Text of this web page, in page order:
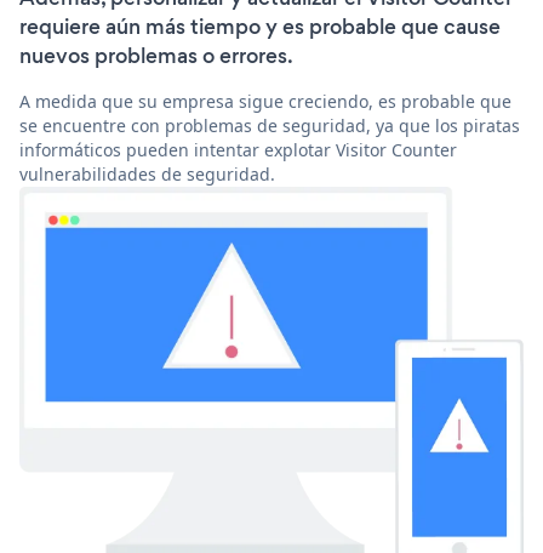
requiere aún más tiempo y es probable que cause
nuevos problemas o errores.
A medida que su empresa sigue creciendo, es probable que
se encuentre con problemas de seguridad, ya que los piratas
informáticos pueden intentar explotar Visitor Counter
vulnerabilidades de seguridad.